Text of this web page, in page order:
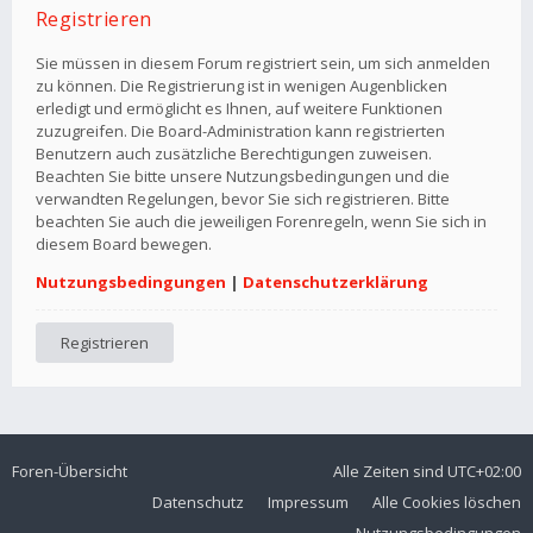
Registrieren
Sie müssen in diesem Forum registriert sein, um sich anmelden
zu können. Die Registrierung ist in wenigen Augenblicken
erledigt und ermöglicht es Ihnen, auf weitere Funktionen
zuzugreifen. Die Board-Administration kann registrierten
Benutzern auch zusätzliche Berechtigungen zuweisen.
Beachten Sie bitte unsere Nutzungsbedingungen und die
verwandten Regelungen, bevor Sie sich registrieren. Bitte
beachten Sie auch die jeweiligen Forenregeln, wenn Sie sich in
diesem Board bewegen.
Nutzungsbedingungen | Datenschutzerklärung
Registrieren
Foren-Übersicht Alle Zeiten sind UTC+02:00
Alle Cookies löschen
Impressum
Datenschutz